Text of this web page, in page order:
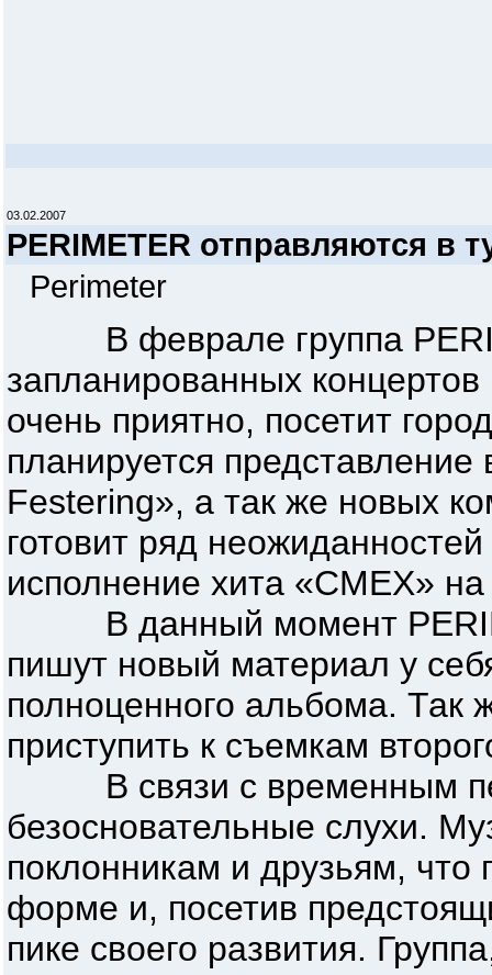
03.02.2007
PERIMETER отправляются в
Perimeter
В феврале группа
запланированных
очень приятно, посетит
планируется
Festering», а так же новых
готовит ряд
исполнение хита «СМЕХ» на
В данный момент
пишут новый материал у
полноценного альбома. Так
приступить к съемкам
В связи с временным
безосновательные слухи.
поклонникам и друзьям, что
форме и, посетив
пике своего развития.